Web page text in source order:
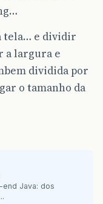
tela… e dividir
a largura e
dividida por
o tamanho da
end Java: dos